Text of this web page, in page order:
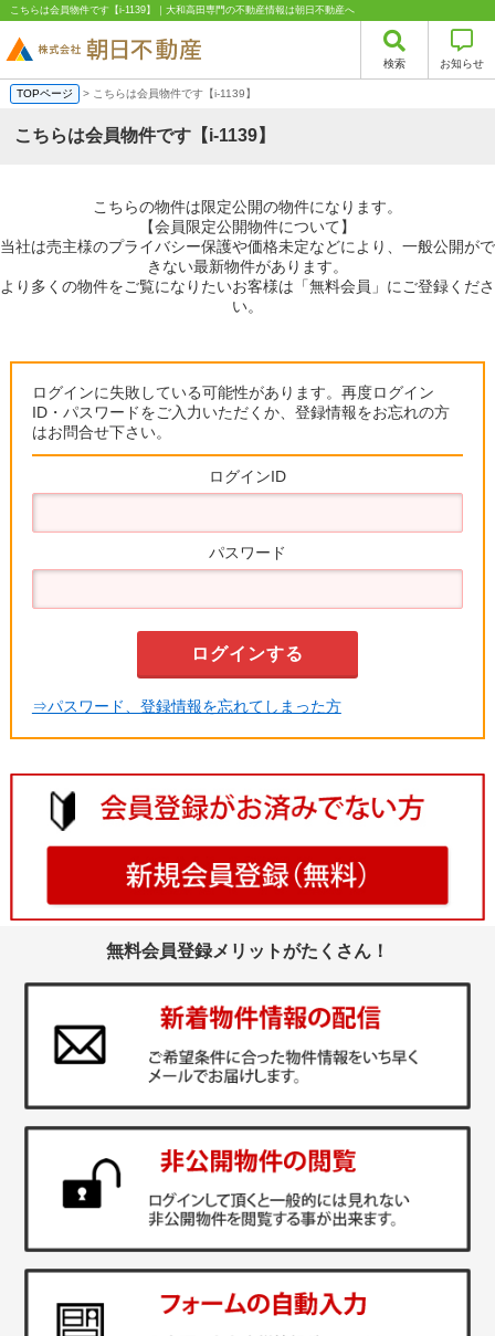
こちらは会員物件です【i-1139】｜大和高田専門の不動産情報は朝日不動産へ
検索 お知らせ
TOPページ > こちらは会員物件です【i-1139】
こちらは会員物件です【i-1139】
こちらの物件は限定公開の物件になります。
【会員限定公開物件について】
当社は売主様のプライバシー保護や価格未定などにより、一般公開がで
きない最新物件があります。
より多くの物件をご覧になりたいお客様は「無料会員」にご登録くださ
い。
ログインに失敗している可能性があります。再度ログイン
ID・パスワードをご入力いただくか、登録情報をお忘れの方
はお問合せ下さい。
ログインID
パスワード
⇒パスワード、登録情報を忘れてしまった方
無料会員登録メリットがたくさん！